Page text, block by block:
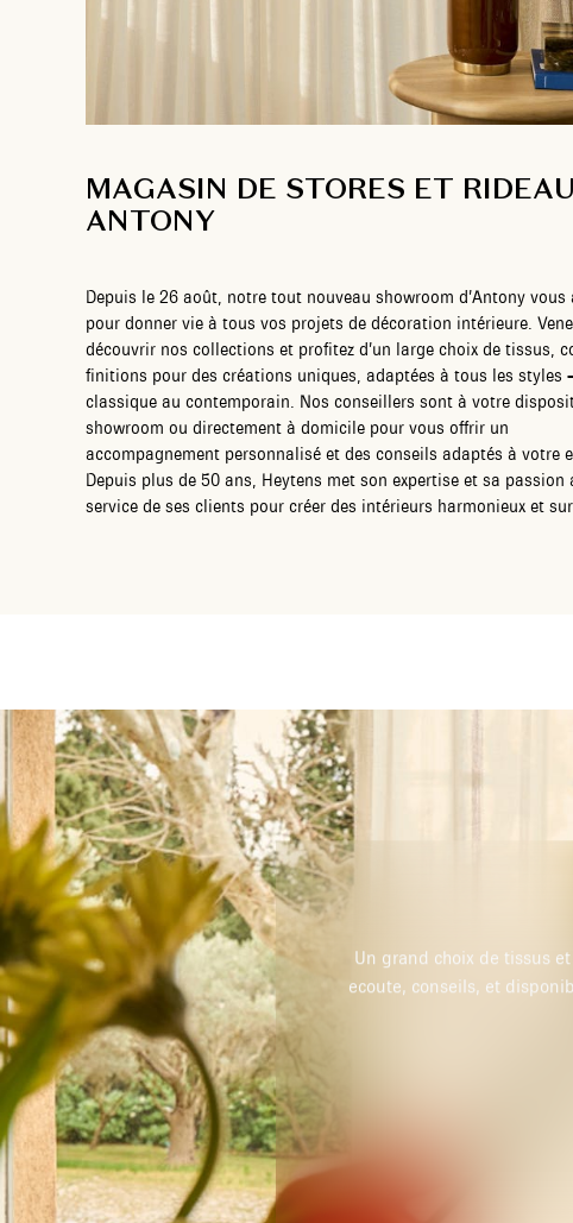
MAGASIN DE STORES ET
ANTONY
Depuis le 26 août, notre tout nouveau showroom d’Antony vous
pour donner vie à tous vos projets de décoration intérieure.
découvrir nos collections et profitez d’un large choix de tissus,
finitions pour des créations uniques, adaptées à tous les styles
classique au contemporain. Nos conseillers sont à votre
showroom ou directement à domicile pour vous offrir un
accompagnement personnalisé et des conseils adaptés à votre
Depuis plus de 50 ans, Heytens met son expertise et sa passion
service de ses clients pour créer des intérieurs harmonieux et sur
Un grand choix de tissus
ecoute, conseils, et